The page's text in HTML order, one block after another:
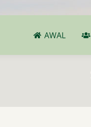
AWAL